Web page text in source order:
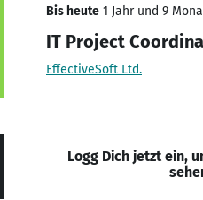
Bis heute 1 Jahr und 9
IT Project
EffectiveSoft Ltd.
Logg Dich jetzt ein,